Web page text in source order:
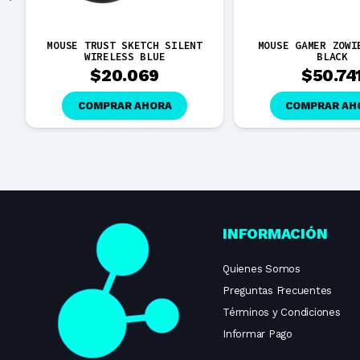
MOUSE TRUST SKETCH SILENT
WIRELESS BLUE
$20.069
COMPRAR AHORA
MOUSE GAMER
BLACK
$
COMPRAR
INFORMACIÓN
Quienes Somos
Preguntas Frecuentes
Términos y Condiciones
Informar Pago